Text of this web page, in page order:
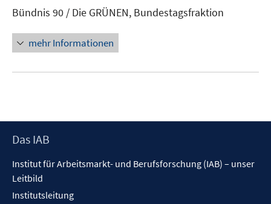
Bündnis 90 / Die GRÜNEN, Bundestagsfraktion
mehr Informationen
Footer
Das IAB
Institut für Arbeitsmarkt- und Berufsforschung (IAB) – unser
Leitbild
Institutsleitung